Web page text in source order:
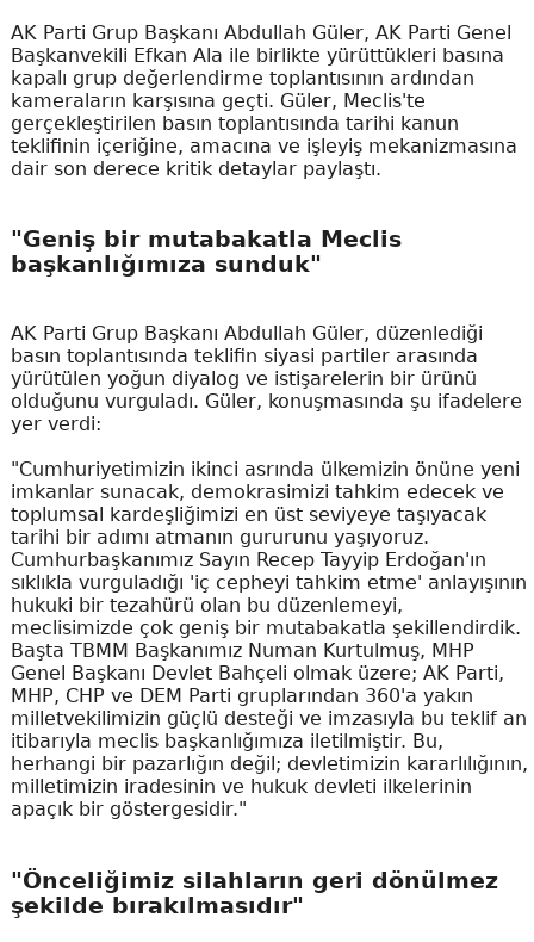
AK Parti Grup Başkanı Abdullah Güler, AK Parti Genel
Başkanvekili Efkan Ala ile birlikte yürüttükleri basına
kapalı grup değerlendirme toplantısının ardından
kameraların karşısına geçti. Güler, Meclis'te
gerçekleştirilen basın toplantısında tarihi kanun
teklifinin içeriğine, amacına ve işleyiş mekanizmasına
dair son derece kritik detaylar paylaştı.
"Geniş bir mutabakatla Meclis
başkanlığımıza sunduk"
AK Parti Grup Başkanı Abdullah Güler, düzenlediği
basın toplantısında teklifin siyasi partiler arasında
yürütülen yoğun diyalog ve istişarelerin bir ürünü
olduğunu vurguladı. Güler, konuşmasında şu ifadelere
yer verdi:
"Cumhuriyetimizin ikinci asrında ülkemizin önüne yeni
imkanlar sunacak, demokrasimizi tahkim edecek ve
toplumsal kardeşliğimizi en üst seviyeye taşıyacak
tarihi bir adımı atmanın gururunu yaşıyoruz.
Cumhurbaşkanımız Sayın Recep Tayyip Erdoğan'ın
sıklıkla vurguladığı 'iç cepheyi tahkim etme' anlayışının
hukuki bir tezahürü olan bu düzenlemeyi,
meclisimizde çok geniş bir mutabakatla şekillendirdik.
Başta TBMM Başkanımız Numan Kurtulmuş, MHP
Genel Başkanı Devlet Bahçeli olmak üzere; AK Parti,
MHP, CHP ve DEM Parti gruplarından 360'a yakın
milletvekilimizin güçlü desteği ve imzasıyla bu teklif an
itibarıyla meclis başkanlığımıza iletilmiştir. Bu,
herhangi bir pazarlığın değil; devletimizin kararlılığının,
milletimizin iradesinin ve hukuk devleti ilkelerinin
apaçık bir göstergesidir."
"Önceliğimiz silahların geri dönülmez
şekilde bırakılmasıdır"